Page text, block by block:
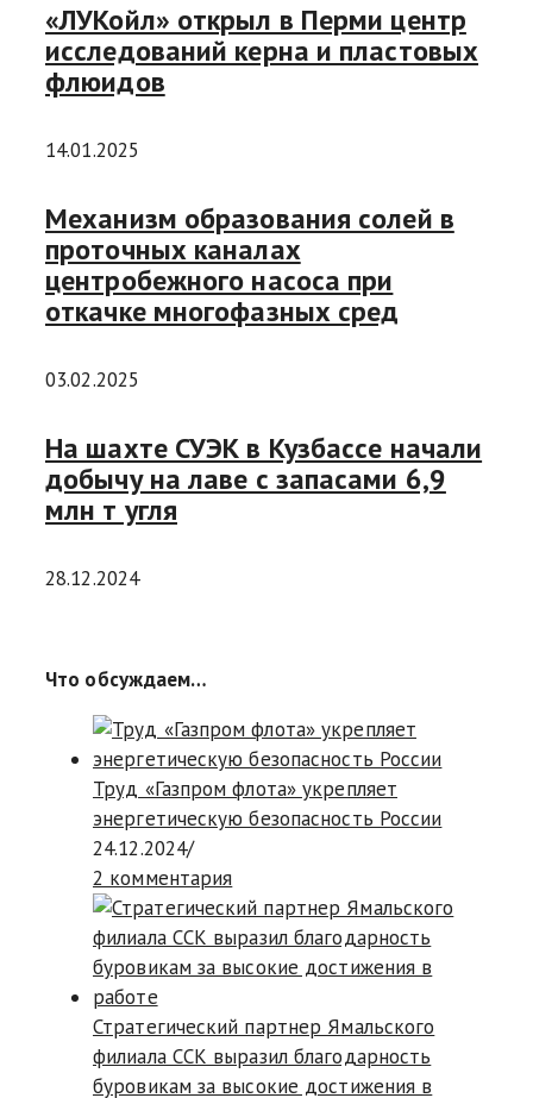
«ЛУКойл» открыл в Перми центр
исследований керна и пластовых
флюидов
14.01.2025
Механизм образования солей в
проточных каналах
центробежного насоса при
откачке многофазных сред
03.02.2025
На шахте СУЭК в Кузбассе начали
добычу на лаве с запасами 6,9
млн т угля
28.12.2024
Что обсуждаем…
Труд «Газпром флота» укрепляет
энергетическую безопасность России
24.12.2024/
2 комментария
Стратегический партнер Ямальского
филиала ССК выразил благодарность
буровикам за высокие достижения в